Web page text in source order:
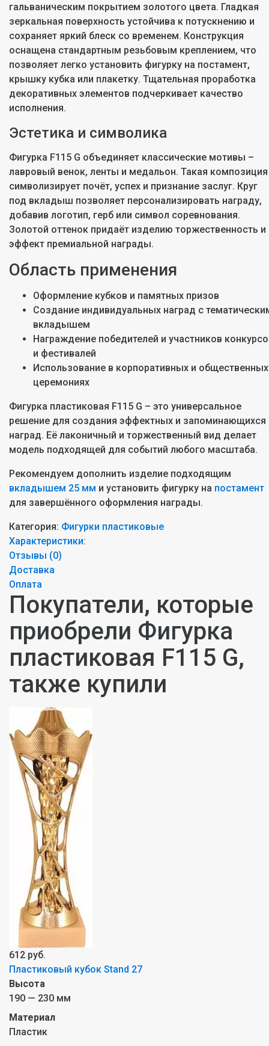
гальваническим покрытием золотого цвета. Гладкая
зеркальная поверхность устойчива к потускнению и
сохраняет яркий блеск со временем. Конструкция
оснащена стандартным резьбовым креплением, что
позволяет легко установить фигурку на постамент,
крышку кубка или плакетку. Тщательная проработка
декоративных элементов подчеркивает качество
исполнения.
Эстетика и символика
Фигурка F115 G объединяет классические мотивы –
лавровый венок, ленты и медальон. Такая композиция
символизирует почёт, успех и признание заслуг. Круг
под вкладыш позволяет персонализировать награду,
добавив логотип, герб или символ соревнования.
Золотой оттенок придаёт изделию торжественность и
эффект премиальной награды.
Область применения
Оформление кубков и памятных призов
Создание индивидуальных наград с
вкладышем
Награждение победителей и участников
и фестивалей
Использование в корпоративных и общественных
церемониях
Фигурка пластиковая F115 G – это универсальное
решение для создания эффектных и запоминающихся
наград. Её лаконичный и торжественный вид делает
модель подходящей для событий любого масштаба.
Рекомендуем дополнить изделие подходящим
вкладышем 25 мм и установить фигурку на постамент
для завершённого оформления награды.
Категория: Фигурки пластиковые
Характеристики:
Отзывы (0)
Доставка
Оплата
Покупатели, которые
приобрели Фигурка
пластиковая F115 G,
также купили
612 руб.
Пластиковый кубок Stand 27
Высота
190 — 230 мм
Материал
Пластик